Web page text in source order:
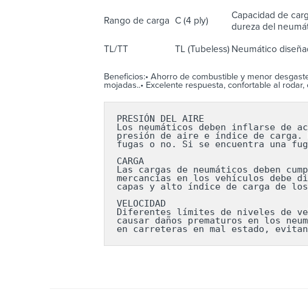
Rango de carga C (4 ply)
Capacidad de
dureza del
TL/TT TL (Tubeless) Neumático
Beneficios:• Ahorro de combustible y menor
mojadas..• Excelente respuesta, confortable al
PRESIÓN DEL AIRE
Los neumáticos deben inflarse de
presión de aire e índice de carga.
fugas o no. Si se encuentra una
CARGA
Las cargas de neumáticos deben
mercancías en los vehículos debe
capas y alto índice de carga de
VELOCIDAD
Diferentes límites de niveles de
causar daños prematuros en los
en carreteras en mal estado,